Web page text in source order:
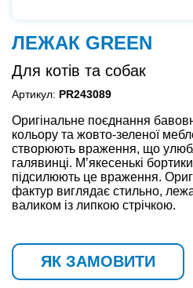
ЛЕЖАК GREEN
Для котів та собак
Артикул: PR243089
Оригінальне поєднання
кольору та жовто-зеленої
створюють враження, що
галявинці. М’якесенькі
підсилюють це враження.
фактур виглядає стильно,
валиком із липкою стрічкою.
ЯК ЗАМОВИТИ